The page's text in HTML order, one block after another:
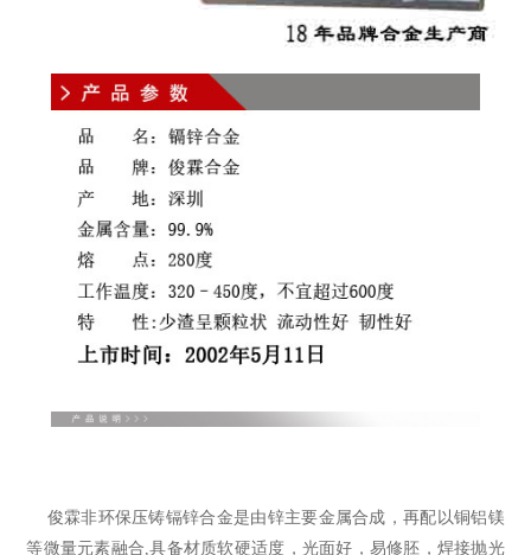
俊霖非环保压铸镉锌合金是由锌主要金属合成，再配以铜铝镁
等微量元素融合,具备材质软硬适度，光面好，易修胚，焊接抛光